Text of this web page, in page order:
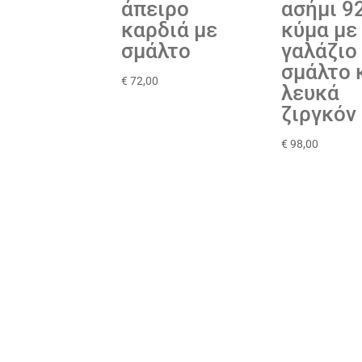
άπειρο
καρδιά με
σμάλτο
€ 72,00
ασήμι
κύμα με
γαλάζιο
σμάλτο
λευκά
ζιργκόν
€ 98,00